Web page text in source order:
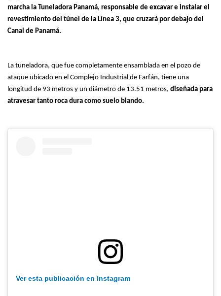
marcha la Tuneladora Panamá, responsable de excavar e instalar el
revestimiento del túnel de la Línea 3, que cruzará por debajo del
Canal de Panamá.
La tuneladora, que fue completamente ensamblada en el pozo de
ataque ubicado en el Complejo Industrial de Farfán, tiene una
longitud de 93 metros y un diámetro de 13.51 metros, diseñada para
atravesar tanto roca dura como suelo blando.
Ver esta publicación en Instagram